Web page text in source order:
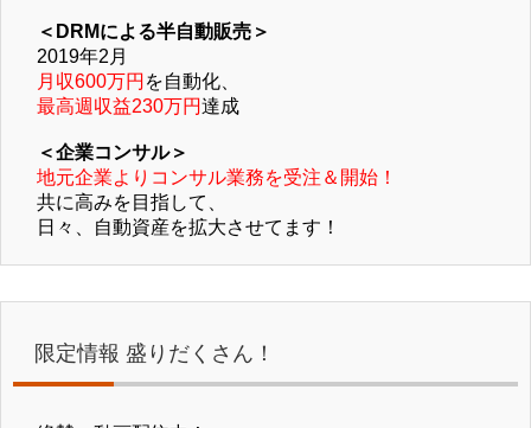
＜DRMによる半自動販売＞
2019年2月
月収600万円 を自動化、
最高週収益230万円達成
＜企業コンサル＞
地元企業よりコンサル業務を受注＆開始！
共に高みを目指して、
日々、自動資産を拡大させてます！
限定情報 盛りだくさん！